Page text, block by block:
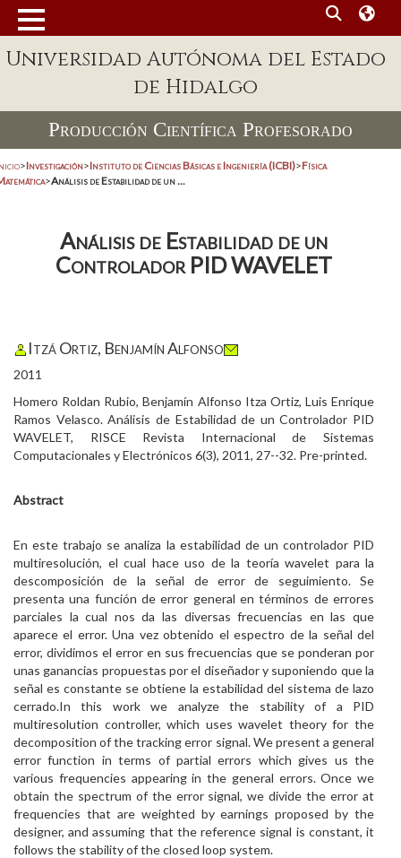
Universidad Autónoma del Estado
de Hidalgo
Producción Científica Profesorado
>Investigación>Instituto de Ciencias Básicas e Ingeniería (ICBI)>Física
>Análisis de Estabilidad de un ...
Análisis de Estabilidad de un
Controlador PID WAVELET
Itzá Ortiz, Benjamín Alfonso
2011
Homero Roldan Rubio, Benjamín Alfonso Itza Ortiz, Luis Enrique
Ramos Velasco. Análisis de Estabilidad de un Controlador PID
WAVELET, RISCE Revista Internacional de Sistemas
Computacionales y Electrónicos 6(3), 2011, 27--32. Pre-printed.
Abstract
En este trabajo se analiza la estabilidad de un controlador PID
multiresolución, el cual hace uso de la teoría wavelet para la
descomposición de la señal de error de seguimiento. Se
presenta una función de error general en términos de errores
parciales la cual nos da las diversas frecuencias en las que
aparece el error. Una vez obtenido el espectro de la señal del
error, dividimos el error en sus frecuencias que se ponderan por
unas ganancias propuestas por el diseñador y suponiendo que la
señal es constante se obtiene la estabilidad del sistema de lazo
cerrado.In this work we analyze the stability of a PID
multiresolution controller, which uses wavelet theory for the
decomposition of the tracking error signal. We present a general
error function in terms of partial errors which gives us the
various frequencies appearing in the general errors. Once we
obtain the spectrum of the error signal, we divide the error at
frequencies that are weighted by earnings proposed by the
designer, and assuming that the reference signal is constant, it
follows the stability of the closed loop system.